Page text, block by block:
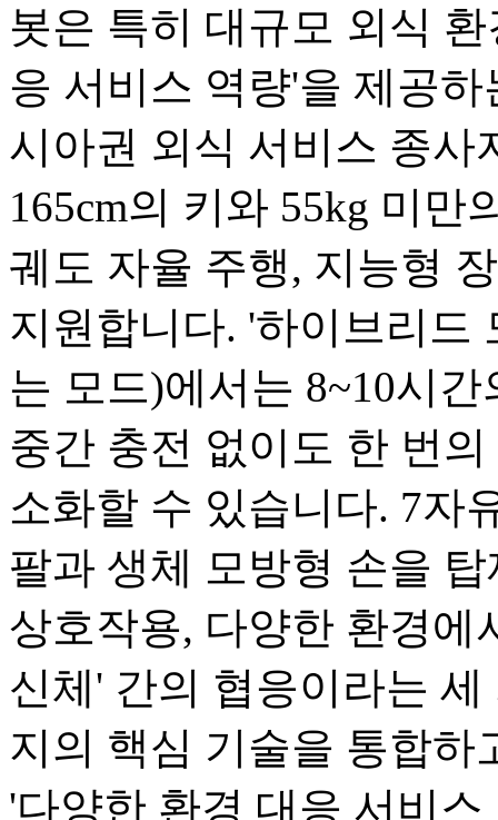
봇은 특히 대규모 외식
응 서비스 역량'을 제공
시아권 외식 서비스 종사
165cm의 키와 55kg 미만
궤도 자율 주행, 지능형
지원합니다. '하이브리드
는 모드)에서는 8~10시
중간 충전 없이도 한 번
소화할 수 있습니다. 7자
팔과 생체 모방형 손을
상호작용, 다양한 환경에
신체' 간의 협응이라는
지의 핵심 기술을 통합하
'다양한 환경 대응 서비